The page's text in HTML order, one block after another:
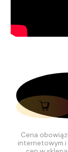
Cena
internetowym i